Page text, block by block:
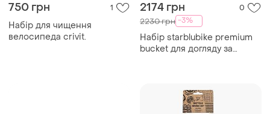
750 грн 1
Набір для чищення
велосипеда crivit.
2174 грн 0
2230 грн -3%
Набір starblubike premium
bucket для догляду за